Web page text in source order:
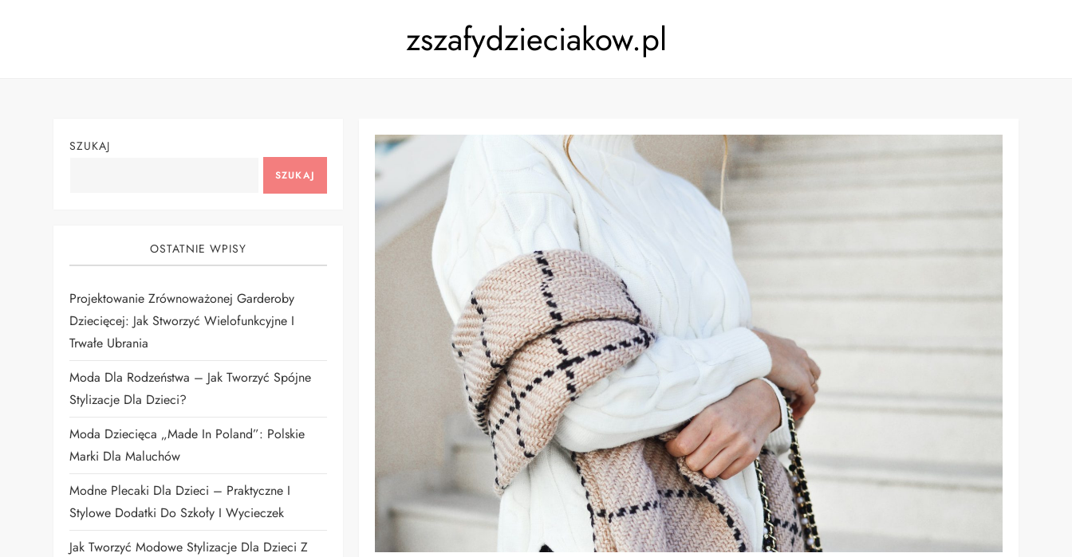
zszafydzieciakow.pl
SZUKAJ
SZUKAJ
OSTATNIE WPISY
Projektowanie Zrównoważonej Garderoby
Dziecięcej: Jak Stworzyć Wielofunkcyjne I
Trwałe Ubrania
Moda Dla Rodzeństwa – Jak Tworzyć Spójne
Stylizacje Dla Dzieci?
Moda Dziecięca „Made In Poland”: Polskie
Marki Dla Maluchów
Modne Plecaki Dla Dzieci – Praktyczne I
Stylowe Dodatki Do Szkoły I Wycieczek
Jak Tworzyć Modowe Stylizacje Dla Dzieci Z